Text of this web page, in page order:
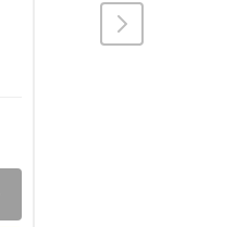
BLANCOX